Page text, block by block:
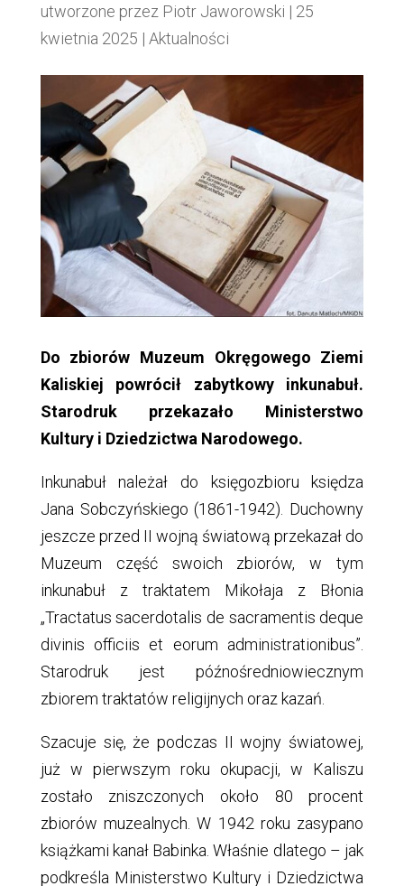
utworzone przez Piotr Jaworowski | 25
kwietnia 2025 | Aktualności
Do zbiorów Muzeum Okręgowego Ziemi
Kaliskiej powrócił zabytkowy inkunabuł.
Starodruk przekazało Ministerstwo
Kultury i Dziedzictwa Narodowego.
Inkunabuł należał do księgozbioru księdza
Jana Sobczyńskiego (1861-1942). Duchowny
jeszcze przed II wojną światową przekazał do
Muzeum część swoich zbiorów, w tym
inkunabuł z traktatem Mikołaja z Błonia
„Tractatus sacerdotalis de sacramentis deque
divinis officiis et eorum administrationibus”.
Starodruk jest późnośredniowiecznym
zbiorem traktatów religijnych oraz kazań.
Szacuje się, że podczas II wojny światowej,
już w pierwszym roku okupacji, w Kaliszu
zostało zniszczonych około 80 procent
zbiorów muzealnych. W 1942 roku zasypano
książkami kanał Babinka. Właśnie dlatego – jak
podkreśla Ministerstwo Kultury i Dziedzictwa